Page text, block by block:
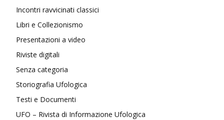
Incontri ravvicinati classici
Libri e Collezionismo
Presentazioni a video
Riviste digitali
Senza categoria
Storiografia Ufologica
Testi e Documenti
UFO – Rivista di Informazione Ufologica